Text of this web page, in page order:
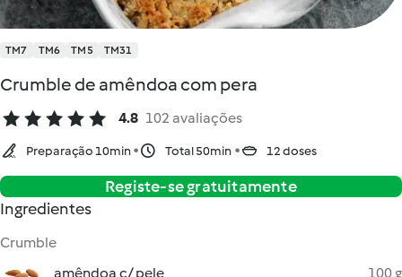
TM7 TM6 TM5 TM31
Crumble de amêndoa com pera
4.8 102 avaliações
Preparação 10min Total 50min 12 doses
Registe-se gratuitamente
Ingredientes
Crumble
amêndoa c/ pele
100 g